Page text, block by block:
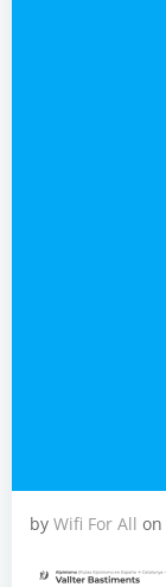
by Wifi For All on